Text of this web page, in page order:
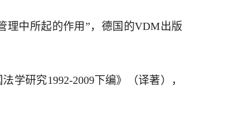
理中所起的作用”，德国的VDM出版
学研究1992-2009下编》（译著），